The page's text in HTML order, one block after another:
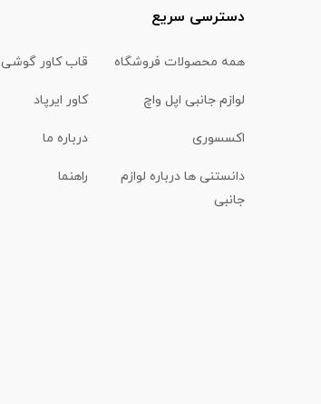
دسترسی سریع
همه محصولات فروشگاه قاب کاور گوشی
لوازم جانبی اپل واچ کاور ایرپاد
اکسسوری درباره ما
دانستنی ها درباره لوازم
جانبی
راهنما